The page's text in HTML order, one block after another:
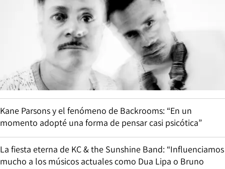
Kane Parsons y el fenómeno de Backrooms: “En un
momento adopté una forma de pensar casi psicótica”
La fiesta eterna de KC & the Sunshine Band: “Influenciamos
mucho a los músicos actuales como Dua Lipa o Bruno